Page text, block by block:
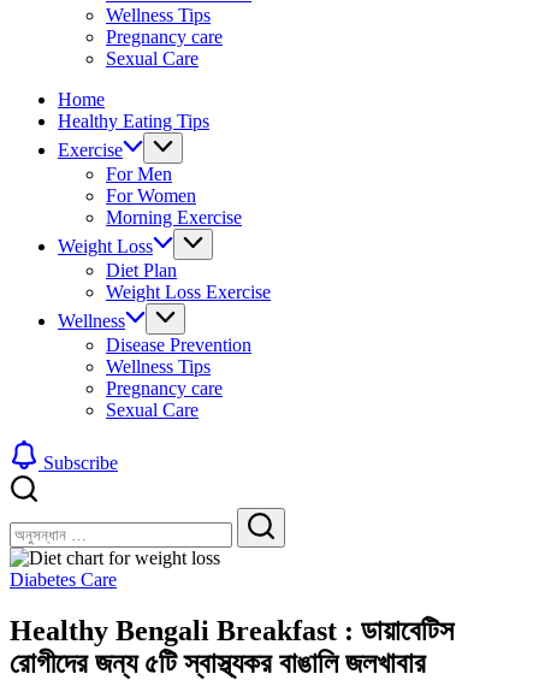
Wellness Tips
Pregnancy care
Sexual Care
Home
Healthy Eating Tips
Exercise
For Men
For Women
Morning Exercise
Weight Loss
Diet Plan
Weight Loss Exercise
Wellness
Disease Prevention
Wellness Tips
Pregnancy care
Sexual Care
Subscribe
করুন
খুঁজুন
খুঁজুন
Diabetes Care
Healthy Bengali Breakfast : ডায়াবেটিস
রোগীদের জন্য ৫টি স্বাস্থ্যকর বাঙালি জলখাবার